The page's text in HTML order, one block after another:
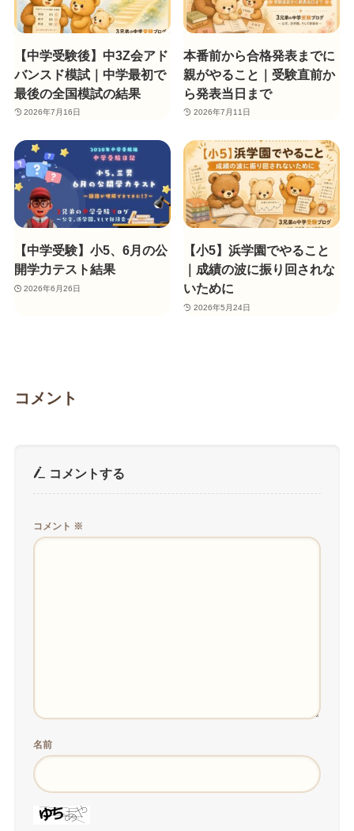
【中学受験後】中3Z会アド
バンスド模試｜中学最初で
最後の全国模試の結果
2026年7月16日
本番前から合格発表までに
親がやること｜受験直前か
ら発表当日まで
2026年7月11日
【中学受験】小5、6月の公
開学力テスト結果
2026年6月26日
【小5】浜学園でやること
｜成績の波に振り回されな
いために
2026年5月24日
コメント
コメントする
コメント ※
名前